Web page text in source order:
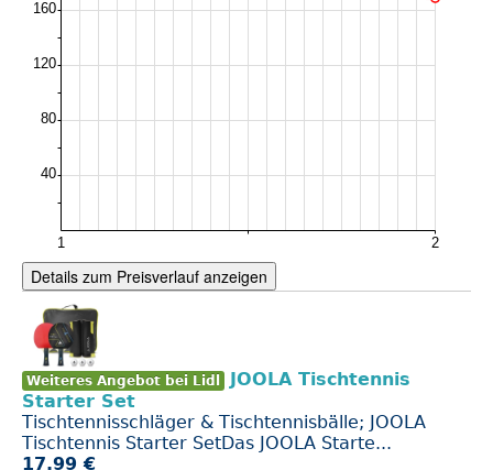
Details zum Preisverlauf anzeigen
Weiteres Angebot bei Lidl
JOOLA Tischtennis
Starter Set
Tischtennisschläger & Tischtennisbälle; JOOLA
Tischtennis Starter SetDas JOOLA Starte...
17.99 €